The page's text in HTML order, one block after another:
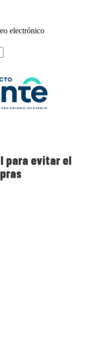
electrónico
para evitar el